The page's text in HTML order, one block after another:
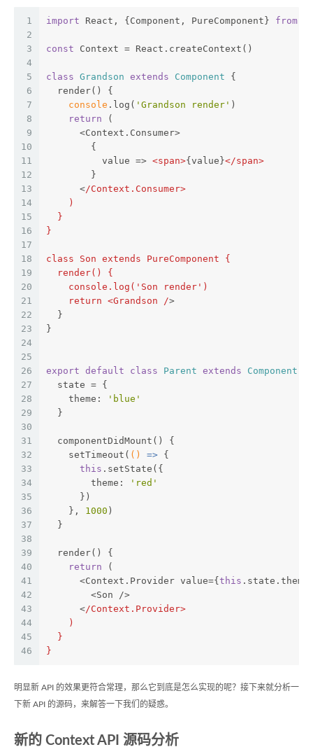
1
2
3
4
5
6
7
8
9
10
11
12
13
14
15
16
17
18
19
20
21
22
23
24
25
26
27
28
29
30
31
32
33
34
35
36
37
38
39
40
41
42
43
44
45
46
import React, {Component, PureComponent} from
const Context = React.createContext()
class Grandson extends Component
{
  render() {
console .log( 'Grandson render' )
return (
      <Context.Consumer>
        {
          value =>
<span>{value}</span>
        }
      <
/Context.Consumer>
    )
  }
}
class Son extends PureComponent {
  render() {
    console.log('Son render')
    return <Grandson /
>
  }
}
export default class Parent extends Component
  state = {
    theme:
'blue'
  }
  componentDidMount() {
    setTimeout(
() => {
this .setState({
        theme:
'red'
      })
    },
1000 )
  }
  render() {
return (
      <Context.Provider value={
this
        <Son />
      <
/Context.Provider>
    )
  }
}
明显新 API 的效果更符合常理，那么它到底是怎么实现的呢？接下来就分析一
下新 API 的源码，来解答一下我们的疑惑。
新的 Context API 源码分析